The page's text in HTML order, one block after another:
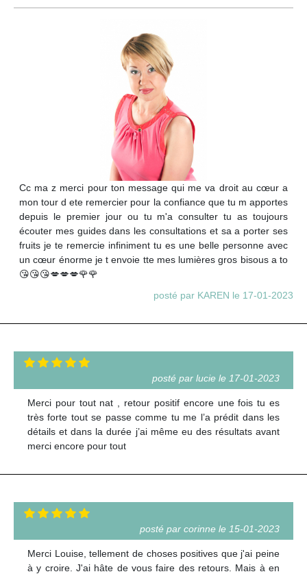
Cc ma z merci pour ton message qui me va droit au cœur a
mon tour d ete remercier pour la confiance que tu m apportes
depuis le premier jour ou tu m'a consulter tu as toujours
écouter mes guides dans les consultations et sa a porter ses
fruits je te remercie infiniment tu es une belle personne avec
un cœur énorme je t envoie tte mes lumières gros bisous a to
😘😘😘💋💋💋🌹🌹
posté par KAREN le 17-01-2023
posté par lucie le 17-01-2023
Merci pour tout nat , retour positif encore une fois tu es
très forte tout se passe comme tu me l’a prédit dans les
détails et dans la durée j’ai même eu des résultats avant
merci encore pour tout
posté par corinne le 15-01-2023
Merci Louise, tellement de choses positives que j'ai peine
à y croire. J'ai hâte de vous faire des retours. Mais à en